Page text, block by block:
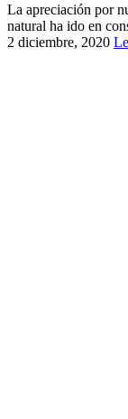
La apreciación por
natural ha ido en
2 diciembre, 2020